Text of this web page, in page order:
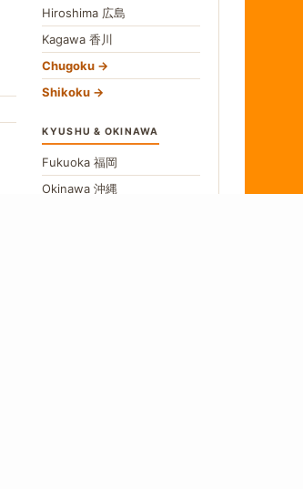
Hiroshima 広島
Kagawa香川
Chugoku
Shikoku
KYUSHU & OKINAWA
Fukuoka福岡
Okinawa沖縄